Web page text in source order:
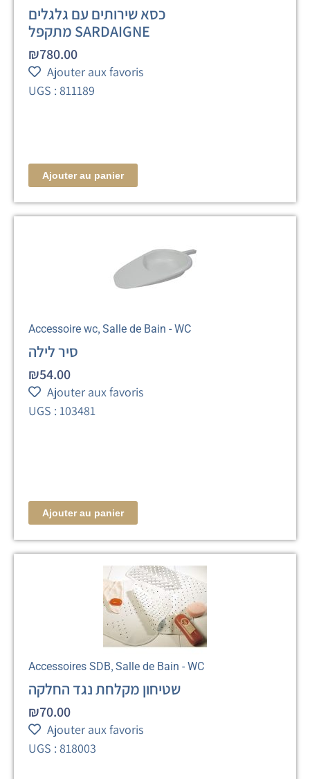
כסא שירותים עם גלגלים
מתקפל SARDAIGNE
₪780.00
Ajouter aux favoris
UGS : 811189
Ajouter au panier
Accessoire wc,Salle de Bain - WC
סיר לילה
₪54.00
Ajouter aux favoris
UGS : 103481
Ajouter au panier
Accessoires SDB,Salle de Bain - WC
שטיחון מקלחת נגד החלקה
₪70.00
Ajouter aux favoris
UGS : 818003